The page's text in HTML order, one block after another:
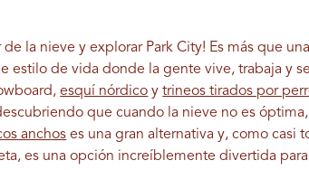
de la nieve y explorar Park City! Es más que
estilo de vida donde la gente vive, trabaja y
esquí nórdico ytrineos tirados por
que cuando la nieve no es
anchos es una gran alternativa y, como casi
es una opción increíblemente divertida